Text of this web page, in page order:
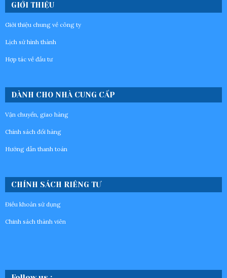
GIỚI THIỆU
Giới thiệu chung về công ty
Lịch sử hình thành
Hợp tác về đầu tư
DÀNH CHO NHÀ CUNG CẤP
Vận chuyển, giao hàng
Chính sách đổi hàng
Hướng dẫn thanh toán
CHÍNH SÁCH RIÊNG TƯ
Điều khoản sử dụng
Chinh sách thành viên